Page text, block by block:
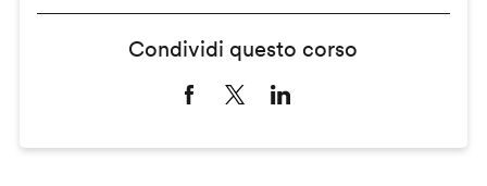
Condividi questo corso